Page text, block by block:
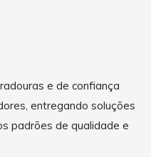
e de confiança
entregando soluções
padrões de qualidade e